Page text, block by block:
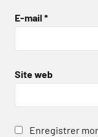
E-mail *
Site web
Enregistrer